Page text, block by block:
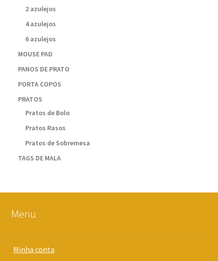
2 azulejos
4 azulejos
6 azulejos
MOUSE PAD
PANOS DE PRATO
PORTA COPOS
PRATOS
Pratos de Bolo
Pratos Rasos
Pratos de Sobremesa
TAGS DE MALA
Menu
Minha conta